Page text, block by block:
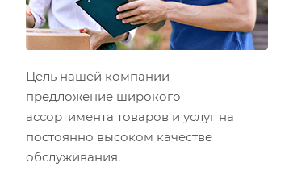
Цель нашей компании —
предложение широкого
ассортимента товаров и услуг на
постоянно высоком качестве
обслуживания.